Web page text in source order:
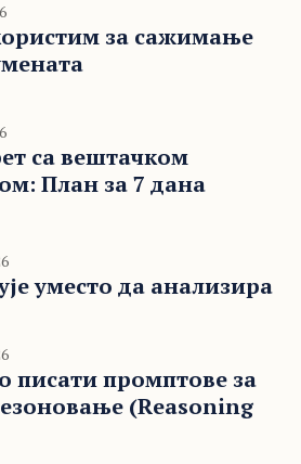
за сажимање
са вештачком
План за 7 дана
уместо да анализира
писати промптове за
(Reasoning